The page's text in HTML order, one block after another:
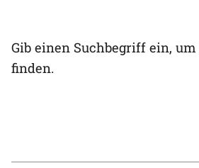
Gib einen Suchbegriff ein,
finden.